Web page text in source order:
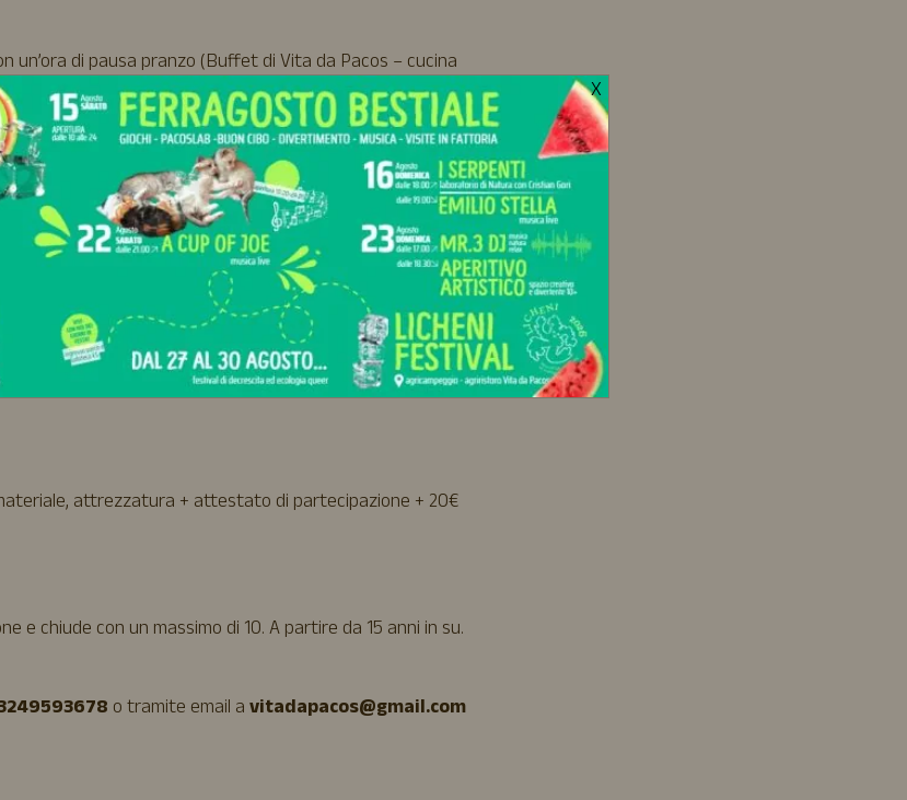
un’ora di pausa pranzo (Buffet di Vita da Pacos – cucina
personalizzato, come unaborsa, un
attrezzatura + attestato di partecipazione + 20€
e chiude con un massimo di 10. A partire da 15 anni in su.
o tramite email avitadapacos@gmail.com
X